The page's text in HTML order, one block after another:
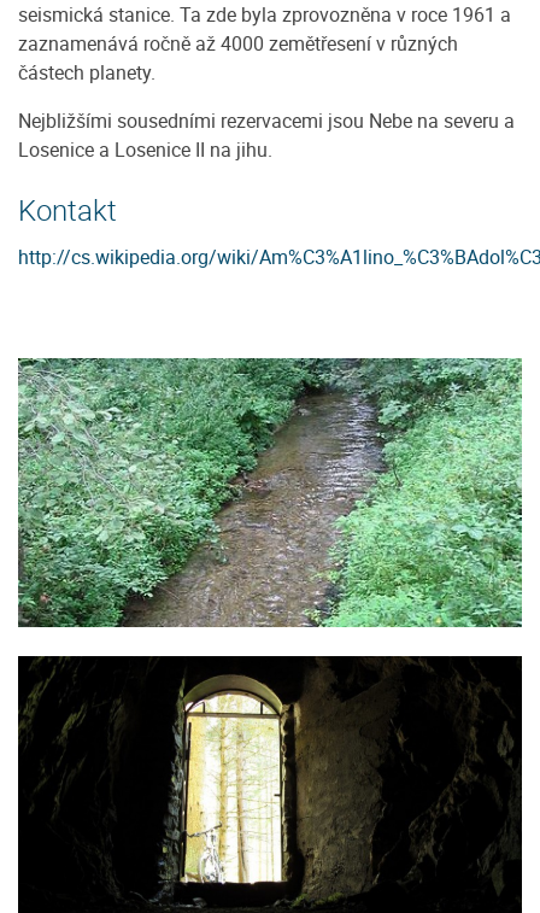
seismická stanice. Ta zde byla zprovozněna v roce 1961 a
zaznamenává ročně až 4000 zemětřesení v různých
částech planety.
Nejbližšími sousedními rezervacemi jsou Nebe na severu a
Losenice a Losenice II na jihu.
Kontakt
http://cs.wikipedia.org/wiki/